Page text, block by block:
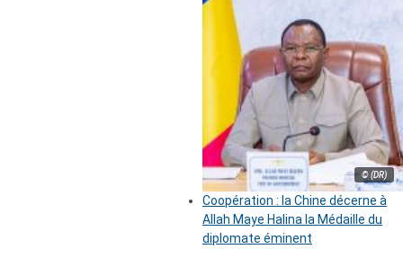
© (DR)
Coopération : la Chine décerne à
Allah Maye Halina la Médaille du
diplomate éminent